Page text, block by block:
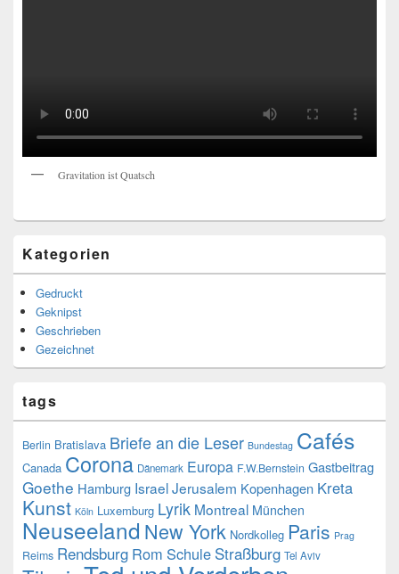
Gravitation ist Quatsch
Kategorien
Gedruckt
Geknipst
Geschrieben
Gezeichnet
tags
Berlin Bratislava Briefe an die Leser Bundestag Cafés
Canada Corona Dänemark Europa F.W.Bernstein Gastbeitrag
Goethe Hamburg IsraelJerusalem Kopenhagen Kreta
Kunst Köln Luxemburg Lyrik Montreal München
Neuseeland New York Nordkolleg Paris Prag
Reims Rendsburg Rom Schule Straßburg Tel Aviv